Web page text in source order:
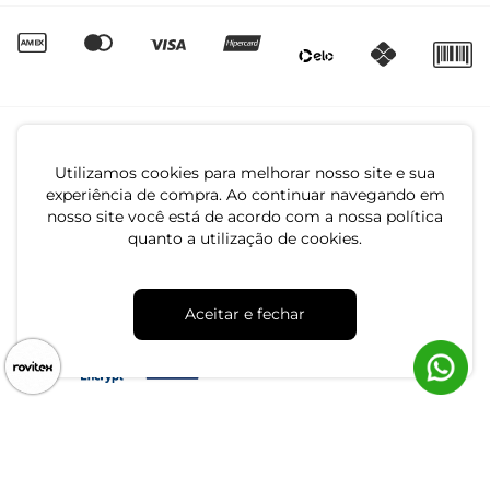
Utilizamos cookies para melhorar nosso site e sua
experiência de compra. Ao continuar navegando em
nosso site você está de acordo com a nossa política
quanto a utilização de cookies.
Aceitar e fechar
CNPJ: 79.233.672/0001-05
Av. Maria Marangoni, 391 - 89129-080 - Luiz Alves - SC